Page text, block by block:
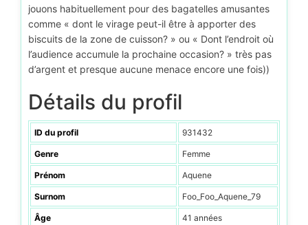
jouons habituellement pour des bagatelles amusantes
comme « dont le virage peut-il être à apporter des
biscuits de la zone de cuisson? » ou « Dont l’endroit où
l’audience accumule la prochaine occasion? » très pas
d’argent et presque aucune menace encore une fois))
Détails du profil
ID du profil 931432
Genre Femme
Prénom Aquene
Surnom Foo_Foo_Aquene_79
Âge 41 années